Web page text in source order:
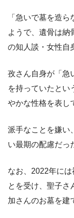
「急いで墓を造
ようで、遺骨は納
の知人談・女性自
孜さん自身が「急
を持っていたとい
やかな性格を表し
派手なことを嫌い
い最期の配慮だっ
なお、2022年に
とを受け、聖子さ
加さんのお墓を建